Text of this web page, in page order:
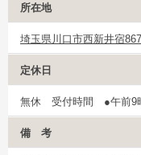
所在地
埼玉県川口市西新井宿
定休日
無休 受付時間 ●午前9
備 考